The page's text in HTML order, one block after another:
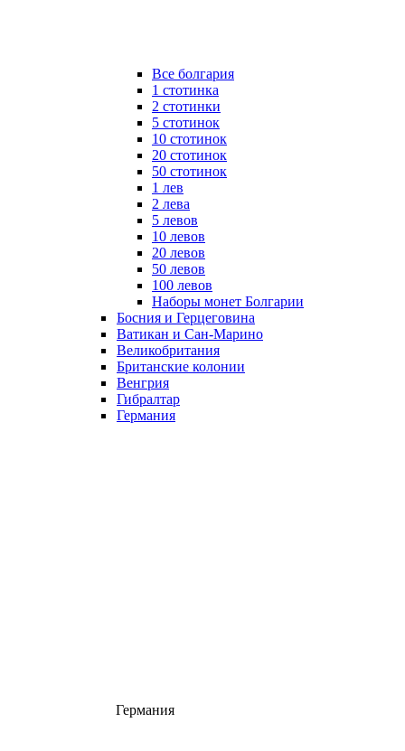
Все болгария
1 стотинка
2 стотинки
5 стотинок
10 стотинок
20 стотинок
50 стотинок
1 лев
2 лева
5 левов
10 левов
20 левов
50 левов
100 левов
Наборы монет Болгарии
Босния и Герцеговина
Ватикан и Сан-Марино
Великобритания
Британские колонии
Венгрия
Гибралтар
Германия
Германия